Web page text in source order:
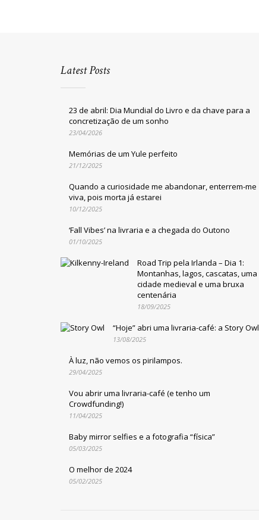
Latest Posts
23 de abril: Dia Mundial do Livro e da chave para a
concretização de um sonho
23/04/2026
Memórias de um Yule perfeito
21/12/2025
Quando a curiosidade me abandonar, enterrem-me
viva, pois morta já estarei
10/12/2025
‘Fall Vibes’ na livraria e a chegada do Outono
01/10/2025
Road Trip pela Irlanda – Dia 1:
Montanhas, lagos, cascatas, uma
cidade medieval e uma bruxa
centenária
18/09/2025
“Hoje” abri uma livraria-café: a Story Owl
13/08/2025
À luz, não vemos os pirilampos.
29/04/2025
Vou abrir uma livraria-café (e tenho um
Crowdfunding!)
11/04/2025
Baby mirror selfies e a fotografia “física”
05/03/2025
O melhor de 2024
05/02/2025